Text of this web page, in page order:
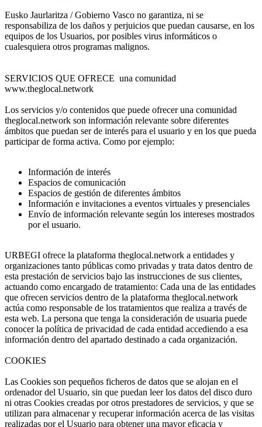
Eusko Jaurlaritza / Gobierno Vasco no garantiza, ni se
responsabiliza de los daños y perjuicios que puedan causarse, en los
equipos de los Usuarios, por posibles virus informáticos o
cualesquiera otros programas malignos.
SERVICIOS QUE OFRECE una comunidad
www.theglocal.network
Los servicios y/o contenidos que puede ofrecer una comunidad
theglocal.network son información relevante sobre diferentes
ámbitos que puedan ser de interés para el usuario y en los que pueda
participar de forma activa. Como por ejemplo:
Información de interés
Espacios de comunicación
Espacios de gestión de diferentes ámbitos
Información e invitaciones a eventos virtuales y presenciales
Envío de información relevante según los intereses mostrados
por el usuario.
URBEGI ofrece la plataforma theglocal.network a entidades y
organizaciones tanto públicas como privadas y trata datos dentro de
esta prestación de servicios bajo las instrucciones de sus clientes,
actuando como encargado de tratamiento: Cada una de las entidades
que ofrecen servicios dentro de la plataforma theglocal.network
actúa como responsable de los tratamientos que realiza a través de
esta web. La persona que tenga la consideración de usuaria puede
conocer la política de privacidad de cada entidad accediendo a esa
información dentro del apartado destinado a cada organización.
COOKIES
Las Cookies son pequeños ficheros de datos que se alojan en el
ordenador del Usuario, sin que puedan leer los datos del disco duro
ni otras Cookies creadas por otros prestadores de servicios, y que se
utilizan para almacenar y recuperar información acerca de las visitas
realizadas por el Usuario para obtener una mayor eficacia y